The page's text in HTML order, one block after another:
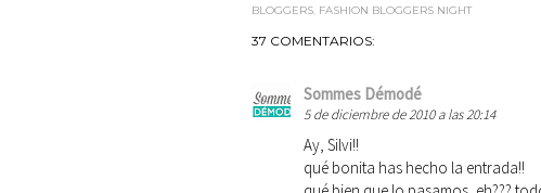
BLOGGERS, FASHION BLOGGERS NIGHT
37 COMENTARIOS:
Sommes Démodé
5 de diciembre de 2010 a las 20:14
Ay, Silvi!!
qué bonita has hecho la entrada!!